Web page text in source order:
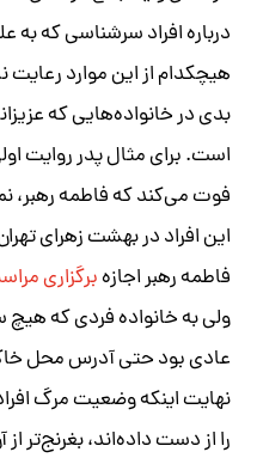
درباره افراد سرشناسی که به
هیچکدام از این موارد
بدی در خانواده‌هایی که
است. برای مثال پدر روایت
فوت می‌کند که فاطمه رهبر،
این افراد در بهشت زهرای
فاطمه رهبر اجازهبرگزاری
ولی به خانواده فردی که
عادی بود حتی آدرس محل
نهایت اینکه وضعیت مرگ
را از دست داده‌اند، بغرنج‌تر